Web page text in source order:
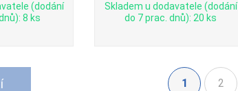
(dodání
8 ks
Skladem u dodavatele (dodání
do 7 prac. dnů): 20 ks
1(aktuální)
2